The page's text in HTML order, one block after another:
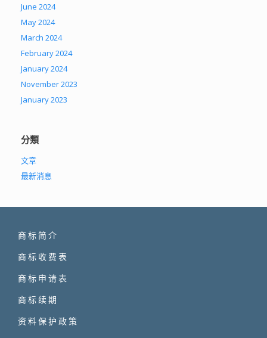
June 2024
May 2024
March 2024
February 2024
January 2024
November 2023
January 2023
分類
文章
最新消息
商标简介
商标收费表
商标申请表
商标续期
资料保护政策